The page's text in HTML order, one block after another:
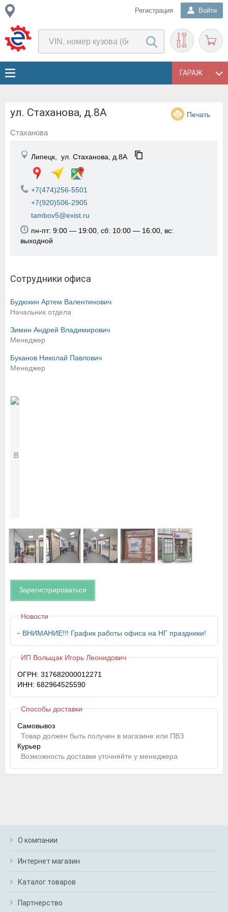
Регистрация Войти
ГАРАЖ
ул. Стаханова, д.8А Печать
Стаханова
Липецк, ул. Стаханова, д.8А
+7(474)256-5501
+7(920)506-2905
tambov5@exist.ru
пн-пт: 9:00 — 19:00, сб: 10:00 — 16:00, вс:
выходной
Сотрудники офиса
Будюкин Артем Валентинович
Начальник отдела
Зимин Андрей Владимирович
Менеджер
Буканов Николай Павлович
Менеджер
Зарегистрироваться
Новости
ВНИМАНИЕ!!! График работы офиса на НГ праздники!
ИП Вольщак Игорь Леонидович
ОГРН: 317682000012271
ИНН: 682964525590
Способы доставки
Самовывоз
Товар должен быть получен в магазине или ПВЗ
Курьер
Возможность доставки уточняйте у менеджера
О компании
Интернет магазин
Каталог товаров
Партнерство